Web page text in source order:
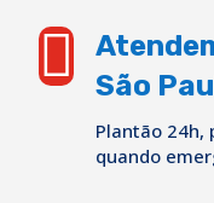

São
Plantão 24h,
quando